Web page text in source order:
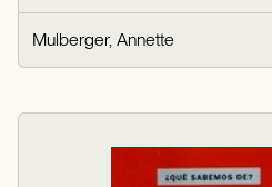
Mulberger, Annette